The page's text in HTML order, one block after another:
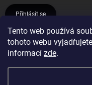
Tento web používá
tohoto webu
informací zde.
Přihlásit se
Reklamace a